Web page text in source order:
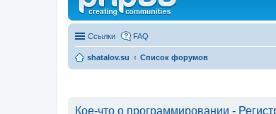
Ссылки FAQ
shatalov.su Список форумов
Кое-что о программировании -